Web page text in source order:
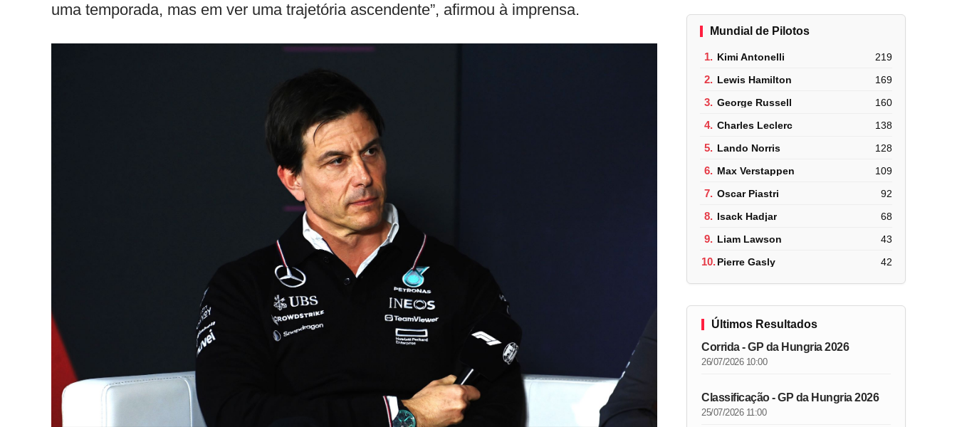
uma temporada, mas em ver uma trajetória ascendente”, afirmou à imprensa.
Mundial de Pilotos
1. Kimi Antonelli 219
2. Lewis Hamilton 169
3. George Russell 160
4. Charles Leclerc 138
5. Lando Norris 128
6. Max Verstappen 109
7. Oscar Piastri 92
8. Isack Hadjar 68
9. Liam Lawson 43
10.Pierre Gasly 42
Últimos Resultados
Corrida - GP da Hungria 2026
26/07/2026 10:00
Classificação - GP da Hungria 2026
25/07/2026 11:00